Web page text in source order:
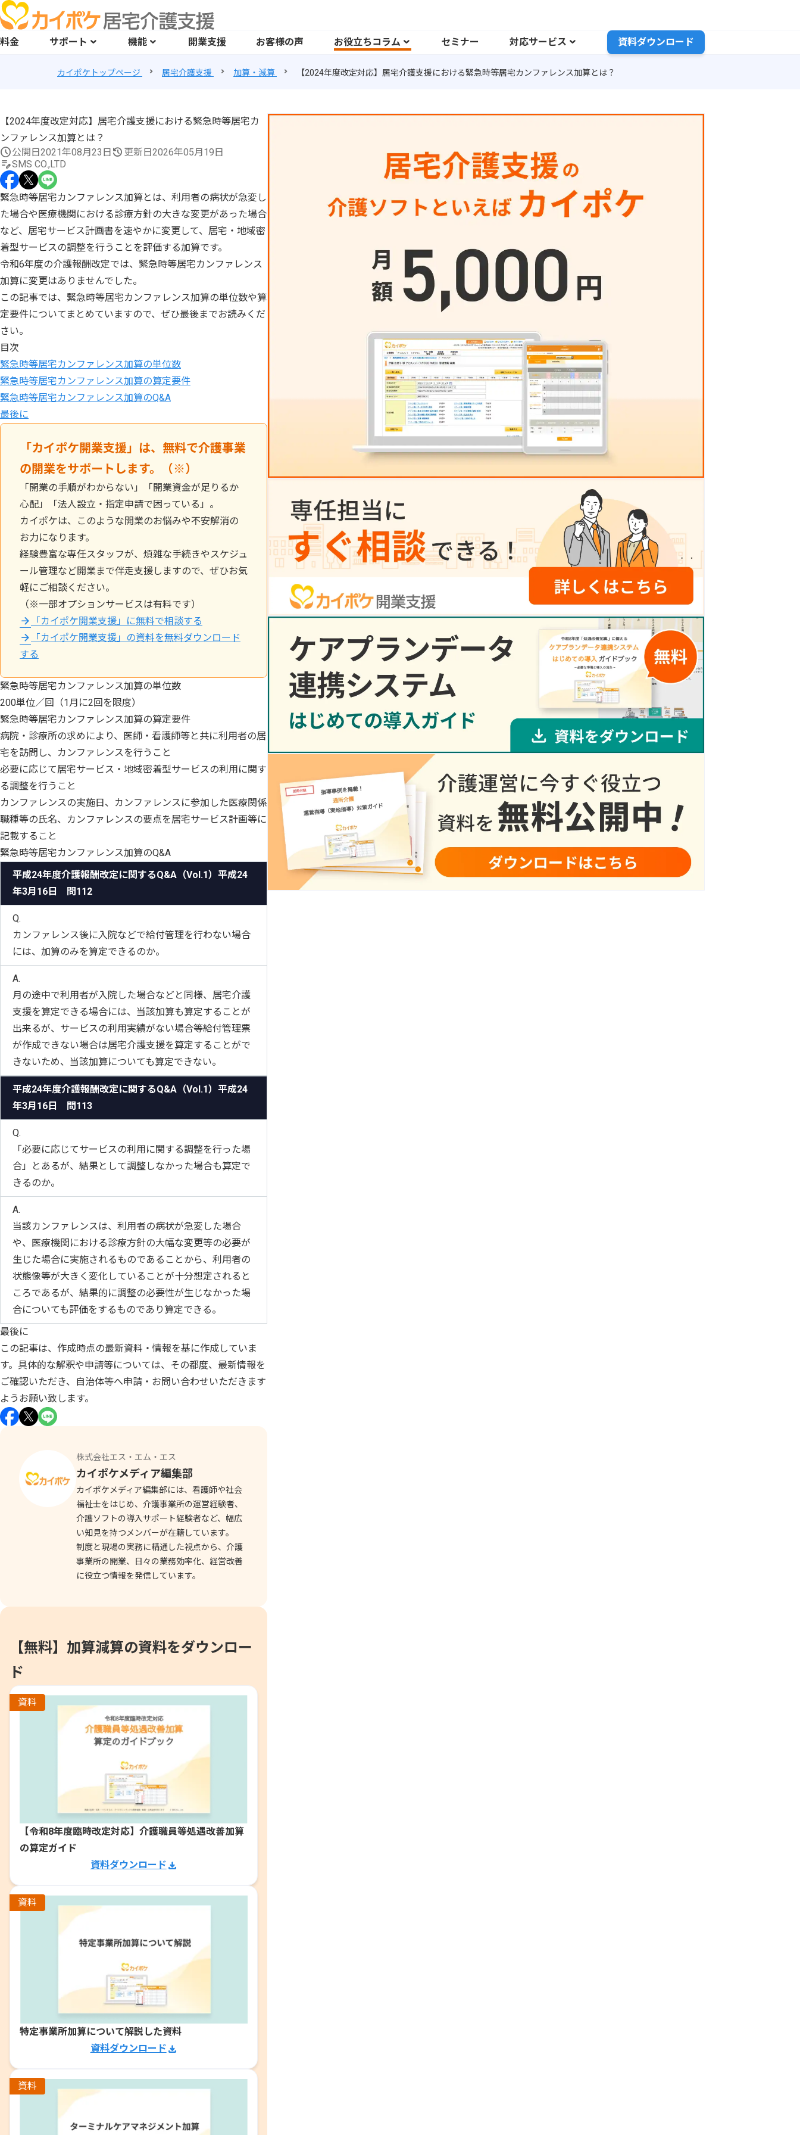
料金 サポート 機能 開業支援 お客様の声 お役立ちコラム セミナー 対応サービス 資料ダウンロード
カイポケトップページ 居宅介護支援 加算・減算 【2024年度改定対応】居宅介護支援における緊急時等居宅カンファレンス加算とは？
【2024年度改定対応】居宅介護支援における緊急時等居宅カ
ンファレンス加算とは？
公開日2021年08月23日 更新日2026年05月19日
SMS CO.,LTD
緊急時等居宅カンファレンス加算とは、利用者の病状が急変し
た場合や医療機関における診療方針の大きな変更があった場合
など、居宅サービス計画書を速やかに変更して、居宅・地域密
着型サービスの調整を行うことを評価する加算です。
令和6年度の介護報酬改定では、緊急時等居宅カンファレンス
加算に変更はありませんでした。
この記事では、緊急時等居宅カンファレンス加算の単位数や算
定要件についてまとめていますので、ぜひ最後までお読みくだ
さい。
目次
緊急時等居宅カンファレンス加算の単位数
緊急時等居宅カンファレンス加算の算定要件
緊急時等居宅カンファレンス加算のQ&A
最後に
「カイポケ開業支援」は、無料で介護事業
の開業をサポートします。（※）
「開業の手順がわからない」「開業資金が足りるか
心配」「法人設立・指定申請で困っている」。
カイポケは、このような開業のお悩みや不安解消の
お力になります。
経験豊富な専任スタッフが、煩雑な手続きやスケジュ
ール管理など開業まで伴走支援しますので、ぜひお気
軽にご相談ください。
（※一部オプションサービスは有料です）
「カイポケ開業支援」に無料で相談する
「カイポケ開業支援」の資料を無料ダウンロード
する
緊急時等居宅カンファレンス加算の単位数
200単位／回（1月に2回を限度）
緊急時等居宅カンファレンス加算の算定要件
病院・診療所の求めにより、医師・看護師等と共に利用者の居
宅を訪問し、カンファレンスを行うこと
必要に応じて居宅サービス・地域密着型サービスの利用に関す
る調整を行うこと
カンファレンスの実施日、カンファレンスに参加した医療関係
職種等の氏名、カンファレンスの要点を居宅サービス計画等に
記載すること
緊急時等居宅カンファレンス加算のQ&A
平成24年度介護報酬改定に関するQ&A（Vol.1）平成24
年3月16日 問112
Q.
カンファレンス後に入院などで給付管理を行わない場合
には、加算のみを算定できるのか。
A.
月の途中で利用者が入院した場合などと同様、居宅介護
支援を算定できる場合には、当該加算も算定することが
出来るが、サービスの利用実績がない場合等給付管理票
が作成できない場合は居宅介護支援を算定することがで
きないため、当該加算についても算定できない。
平成24年度介護報酬改定に関するQ&A（Vol.1）平成24
年3月16日 問113
Q.
「必要に応じてサービスの利用に関する調整を行った場
合」とあるが、結果として調整しなかった場合も算定で
きるのか。
A.
当該カンファレンスは、利用者の病状が急変した場合
や、医療機関における診療方針の大幅な変更等の必要が
生じた場合に実施されるものであることから、利用者の
状態像等が大きく変化していることが十分想定されると
ころであるが、結果的に調整の必要性が生じなかった場
合についても評価をするものであり算定できる。
最後に
この記事は、作成時点の最新資料・情報を基に作成していま
す。具体的な解釈や申請等については、その都度、最新情報を
ご確認いただき、自治体等へ申請・お問い合わせいただきます
ようお願い致します。
株式会社エス・エム・エス
カイポケメディア編集部
カイポケメディア編集部には、看護師や社会
福祉士をはじめ、介護事業所の運営経験者、
介護ソフトの導入サポート経験者など、幅広
い知見を持つメンバーが在籍しています。
制度と現場の実務に精通した視点から、介護
事業所の開業、日々の業務効率化、経営改善
に役立つ情報を発信しています。
【無料】加算減算の資料をダウンロー
ド
資料
【令和8年度臨時改定対応】介護職員等処遇改善加算
の算定ガイド
資料ダウンロード
資料
特定事業所加算について解説した資料
資料ダウンロード
資料